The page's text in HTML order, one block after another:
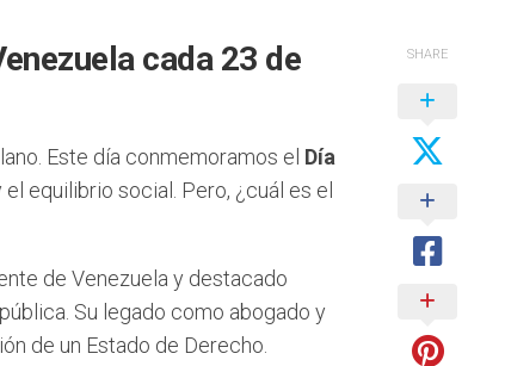
cada 23 de
Este día conmemoramos el Día
equilibrio social. Pero, ¿cuál es el
de Venezuela y destacado
Su legado como abogado y
de un Estado de Derecho.
SHARE